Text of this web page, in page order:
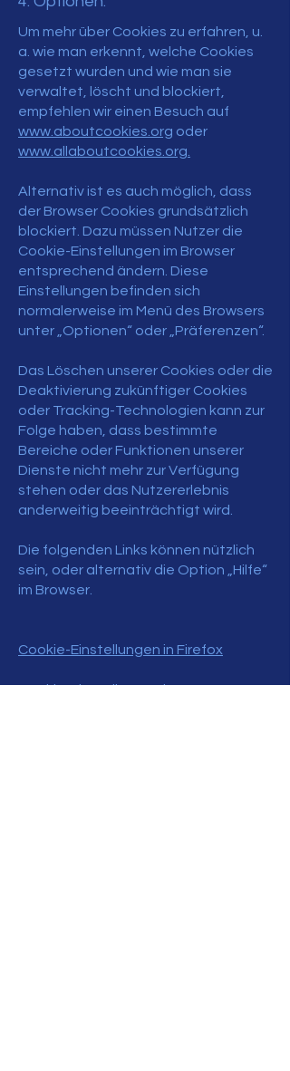
Um mehr über Cookies zu erfahren, u.
a. wie man erkennt, welche Cookies
gesetzt wurden und wie man sie
verwaltet, löscht und blockiert,
empfehlen wir einen Besuch auf
www.aboutcookies.org oder
www.allaboutcookies.org.
Alternativ ist es auch möglich, dass
der Browser Cookies grundsätzlich
blockiert. Dazu müssen Nutzer die
Cookie-Einstellungen im Browser
entsprechend ändern. Diese
Einstellungen befinden sich
normalerweise im Menü des Browsers
unter „Optionen“ oder „Präferenzen“.
Das Löschen unserer Cookies oder die
Deaktivierung zukünftiger Cookies
oder Tracking-Technologien kann zur
Folge haben, dass bestimmte
Bereiche oder Funktionen unserer
Dienste nicht mehr zur Verfügung
stehen oder das Nutzererlebnis
anderweitig beeinträchtigt wird.
Die folgenden Links können nützlich
sein, oder alternativ die Option „Hilfe“
im Browser.
Cookie-Einstellungen in Firefox
Cookie-Einstellungen im Internet